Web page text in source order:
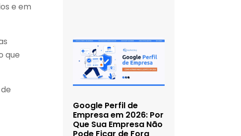
e em
que
Google Perfil de
Empresa em 2026: Por
Que Sua Empresa Não
Pode Ficar de Fora